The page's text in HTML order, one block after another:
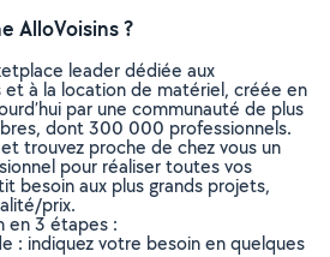
AlloVoisins ?
leader dédiée aux
à la location de matériel, créée en
par une communauté de plus
dont 300 000 professionnels.
trouvez proche de chez vous un
pour réaliser toutes vos
besoin aux plus grands projets,
prix.
en 3 étapes :
: indiquez votre besoin en quelques